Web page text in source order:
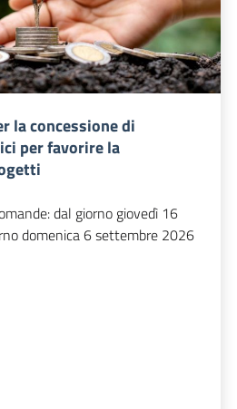
la concessione di
per favorire la
dal giorno giovedì 16
domenica 6 settembre 2026